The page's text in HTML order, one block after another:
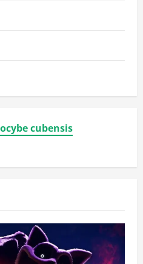
cubensis